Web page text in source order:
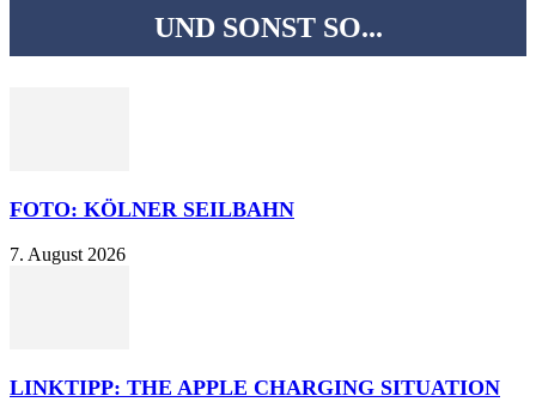
UND SONST SO...
FOTO: KÖLNER SEILBAHN
7. August 2026
LINKTIPP: THE APPLE CHARGING SITUATION